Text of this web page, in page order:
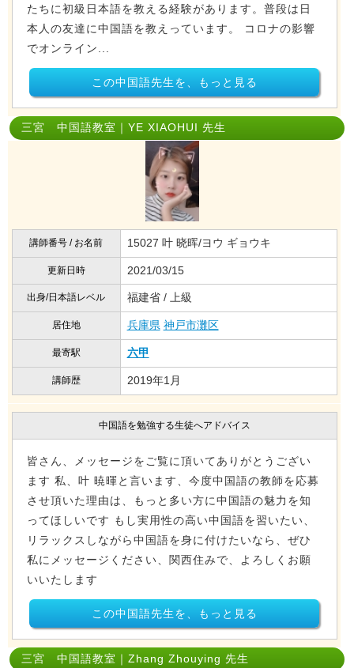
たちに初級日本語を教える経験があります。普段は日
本人の友達に中国語を教えっています。 コロナの影響
でオンライン...
この中国語先生を、もっと見る
三宮 中国語教室｜YE XIAOHUI 先生
講師番号 / お名前 15027 叶 晓晖/ヨウ ギョウキ
更新日時 2021/03/15
出身/日本語レベル 福建省 / 上級
居住地 兵庫県 神戸市灘区
最寄駅 六甲
講師歴 2019年1月
中国語を勉強する生徒へアドバイス
皆さん、メッセージをご覧に頂いてありがとうござい
ます 私、叶 暁暉と言います、今度中国語の教師を応募
させ頂いた理由は、もっと多い方に中国語の魅力を知
ってほしいです もし実用性の高い中国語を習いたい、
リラックスしながら中国語を身に付けたいなら、ぜひ
私にメッセージください、関西住みで、よろしくお願
いいたします
この中国語先生を、もっと見る
三宮 中国語教室｜Zhang Zhouying 先生